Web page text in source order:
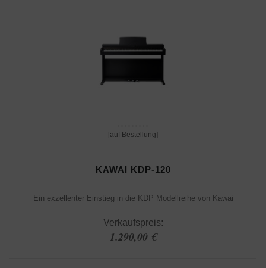
[auf Bestellung]
KAWAI KDP-120
Ein exzellenter Einstieg in die KDP Modellreihe von Kawai
Verkaufspreis:
1.290,00 €